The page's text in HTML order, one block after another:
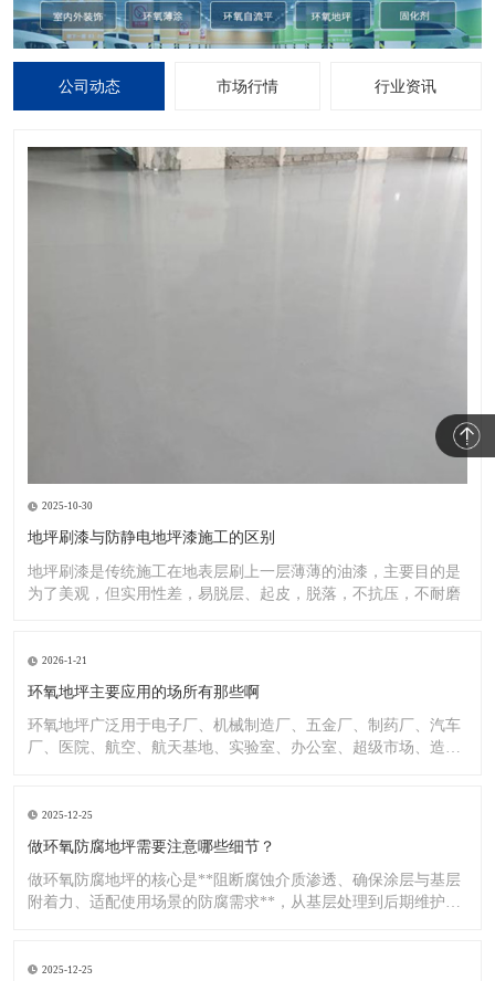
公司动态 市场行情 行业资讯
2025-10-30
地坪刷漆与防静电地坪漆施工的区别
地坪刷漆是传统施工在地表层刷上一层薄薄的油漆，主要目的是
为了美观，但实用性差，易脱层、起皮，脱落，不抗压，不耐磨
2026-1-21
环氧地坪主要应用的场所有那些啊
环氧地坪广泛用于电子厂、机械制造厂、五金厂、制药厂、汽车
厂、医院、航空、航天基地、实验室、办公室、超级市场、造纸
2025-12-25
做环氧防腐地坪需要注意哪些细节？
做环氧防腐地坪的核心是**阻断腐蚀介质渗透、确保涂层与基层
附着力、适配使用场景的防腐需求**，从基层处理到后期维护，
2025-12-25